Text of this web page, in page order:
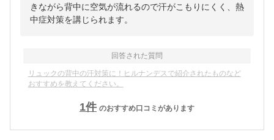
きながら背中に空気が流れるので汗がこもりにくく、熱
中症対策を講じられます。
回答された質問
リュックの背中の汗対策に！ヒルナンデスで紹介されたものなど
おすすめを教えてください。
1件 のおすすめ口コミがあります